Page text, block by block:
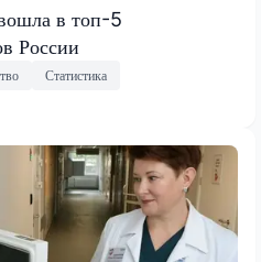
в топ-5
России
Статистика